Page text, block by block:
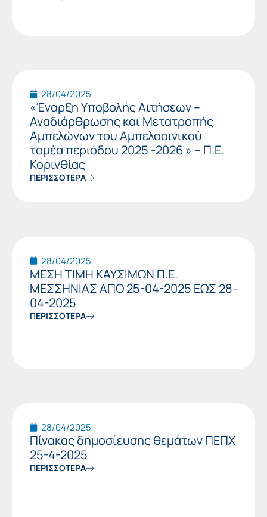
28/04/2025
«Έναρξη Υποβολής Αιτήσεων –
Αναδιάρθρωσης και Μετατροπής
Αμπελώνων του Αμπελοοινικού
τομέα περιόδου 2025 -2026 » – Π.Ε.
Κορινθίας
ΠΕΡΙΣΣΟΤΕΡΑ
28/04/2025
ΜΕΣΗ ΤΙΜΗ ΚΑΥΣΙΜΩΝ Π.Ε.
ΜΕΣΣΗΝΙΑΣ ΑΠΟ 25-04-2025 ΕΩΣ 28-
04-2025
ΠΕΡΙΣΣΟΤΕΡΑ
28/04/2025
Πίνακας δημοσίευσης θεμάτων ΠΕΠΧ
25-4-2025
ΠΕΡΙΣΣΟΤΕΡΑ